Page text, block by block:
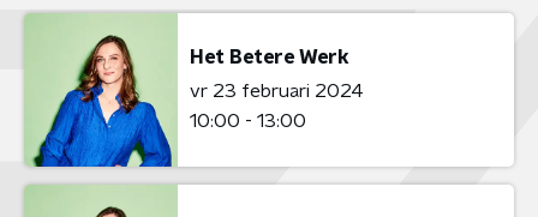
Het Betere Werk
vr 23 februari 2024
10:00 - 13:00